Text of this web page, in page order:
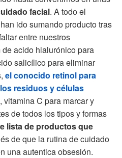
facial. A todo el
ido sumando producto tras
entre nuestros
acido hialurónico para
salicílico para eliminar
el conocido retinol para
residuos y células
vitamina C para marcar y
de todos los tipos y formas
lista de productos que
de que la rutina de cuidado
una autentica obsesión.